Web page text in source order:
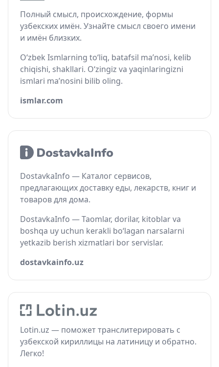
Полный смысл, происхождение, формы
узбекских имён. Узнайте смысл своего имени
и имён близких.
O‘zbek Ismlarning to‘liq, batafsil ma’nosi, kelib
chiqishi, shakllari. O‘zingiz va yaqinlaringizni
ismlari ma’nosini bilib oling.
ismlar.com
DostavkaInfo — Каталог сервисов,
предлагающих доставку еды, лекарств, книг и
товаров для дома.
DostavkaInfo — Taomlar, dorilar, kitoblar va
boshqa uy uchun kerakli bo‘lagan narsalarni
yetkazib berish xizmatlari bor servislar.
dostavkainfo.uz
Lotin.uz — поможет транслитерировать с
узбекской кириллицы на латиницу и обратно.
Легко!